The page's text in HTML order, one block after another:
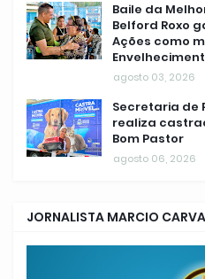
Baile da
Belford Roxo
Ações como
agosto 03, 2026
Secretaria de
realiza
Bom Pastor
agosto 06, 2026
JORNALISTA MARCIO